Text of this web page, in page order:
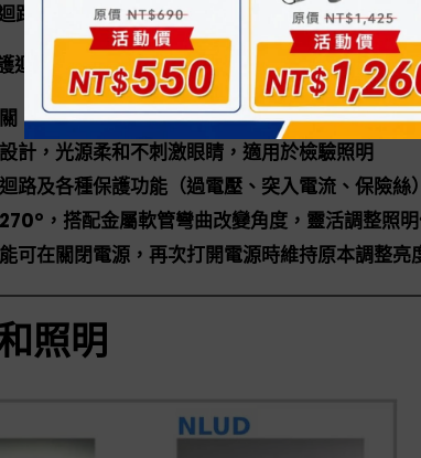
路驅動方式，即使電壓變動也能保持燈具亮度不
迴路設計，對於突入電流或突波或瞬間停電，皆
，調光功能（20%～100%）
計，光源柔和不刺激眼睛，適用於檢驗照明
路及各種保護功能（過電壓、突入電流、保險絲）
，搭配金屬軟管彎曲改變角度，靈活調整照
可在關閉電源，再次打開電源時維持原本調整亮
照明